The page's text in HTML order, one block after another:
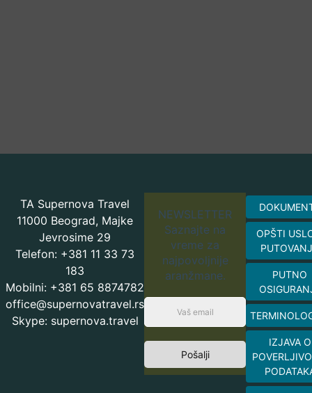
TA Supernova Travel
11000 Beograd, Majke
Jevrosime 29
Telefon: +381 11 33 73
183
Mobilni: +381 65 8874782
office@supernovatravel.rs
Skype: supernova.travel
NEWSLETTER
Saznajte na
vreme za
najpovoljnije
aranžmane.
Pošalji
OPŠTI
PUTNO
IZJAVA O